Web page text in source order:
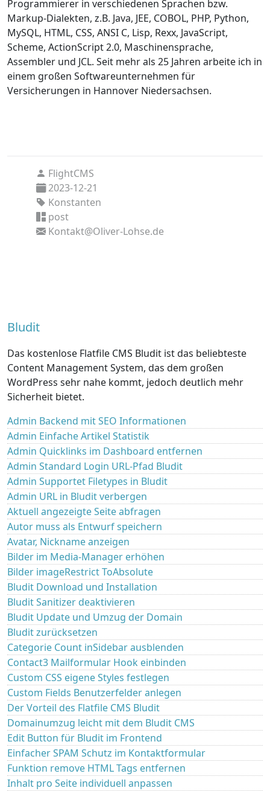
Programmierer in verschiedenen Sprachen bzw.
Markup-Dialekten, z.B. Java, JEE, COBOL, PHP, Python,
MySQL, HTML, CSS, ANSI C, Lisp, Rexx, JavaScript,
Scheme, ActionScript 2.0, Maschinensprache,
Assembler und JCL. Seit mehr als 25 Jahren arbeite ich in
einem großen Softwareunternehmen für
Versicherungen in Hannover Niedersachsen.
FlightCMS
2023-12-21
Konstanten
post
Kontakt@Oliver-Lohse.de
Bludit
Das kostenlose Flatfile CMS Bludit ist das beliebteste
Content Management System, das dem großen
WordPress sehr nahe kommt, jedoch deutlich mehr
Sicherheit bietet.
Admin Backend mit SEO Informationen
Admin Einfache Artikel Statistik
Admin Quicklinks im Dashboard entfernen
Admin Standard Login URL-Pfad Bludit
Admin Supportet Filetypes in Bludit
Admin URL in Bludit verbergen
Aktuell angezeigte Seite abfragen
Autor muss als Entwurf speichern
Avatar, Nickname anzeigen
Bilder im Media-Manager erhöhen
Bilder imageRestrict ToAbsolute
Bludit Download und Installation
Bludit Sanitizer deaktivieren
Bludit Update und Umzug der Domain
Bludit zurücksetzen
Categorie Count inSidebar ausblenden
Contact3 Mailformular Hook einbinden
Custom CSS eigene Styles festlegen
Custom Fields Benutzerfelder anlegen
Der Vorteil des Flatfile CMS Bludit
Domainumzug leicht mit dem Bludit CMS
Edit Button für Bludit im Frontend
Einfacher SPAM Schutz im Kontaktformular
Funktion remove HTML Tags entfernen
Inhalt pro Seite individuell anpassen